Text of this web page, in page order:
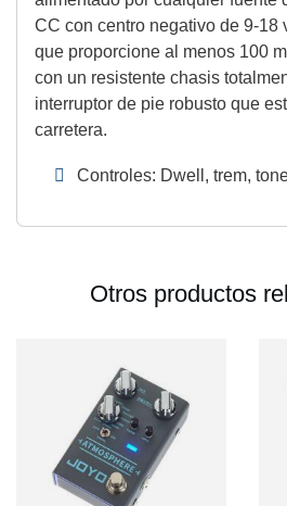
CC con centro negativo de 9-18
que proporcione al menos 100
con un resistente chasis
interruptor de pie robusto que
carretera.
Controles: Dwell, trem,
Otros productos